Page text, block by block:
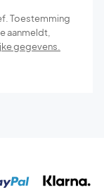
Toestemming
aanmeldt,
gegevens.